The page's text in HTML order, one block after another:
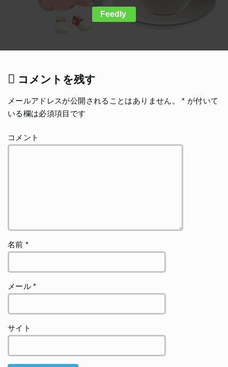
Feedly
コメントを残す
メールアドレスが公開されることはありません。 * が付いて
いる欄は必須項目です
コメント
名前 *
メール*
サイト